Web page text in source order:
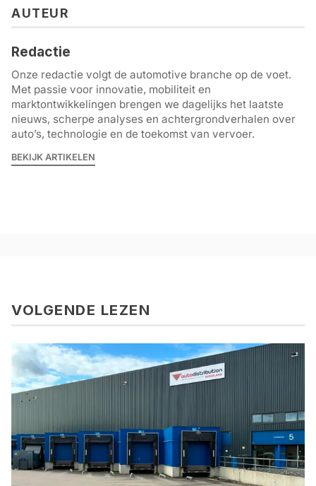
AUTEUR
Redactie
Onze redactie volgt de automotive branche op de voet.
Met passie voor innovatie, mobiliteit en
marktontwikkelingen brengen we dagelijks het laatste
nieuws, scherpe analyses en achtergrondverhalen over
auto’s, technologie en de toekomst van vervoer.
BEKIJK ARTIKELEN
VOLGENDE LEZEN